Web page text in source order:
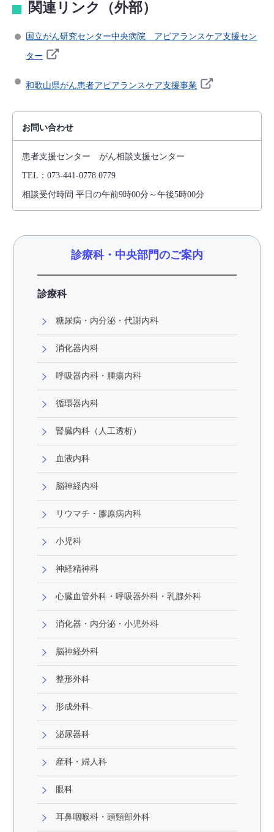
関連リンク（外部）
国立がん研究センター中央病院 アピアランスケア支援セン
ター
和歌山県がん患者アピアランスケア支援事業
お問い合わせ
患者支援センター がん相談支援センター
TEL：073-441-0778.0779
相談受付時間 平日の午前9時00分～午後5時00分
診療科・中央部門のご案内
診療科
糖尿病・内分泌・代謝内科
消化器内科
呼吸器内科・腫瘍内科
循環器内科
腎臓内科（人工透析）
血液内科
脳神経内科
リウマチ・膠原病内科
小児科
神経精神科
心臓血管外科・呼吸器外科・乳腺外科
消化器・内分泌・小児外科
脳神経外科
整形外科
形成外科
泌尿器科
産科・婦人科
眼科
耳鼻咽喉科・頭頸部外科